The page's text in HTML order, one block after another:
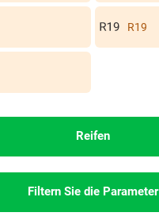
R19
Reifen
Filtern Sie die Parameter